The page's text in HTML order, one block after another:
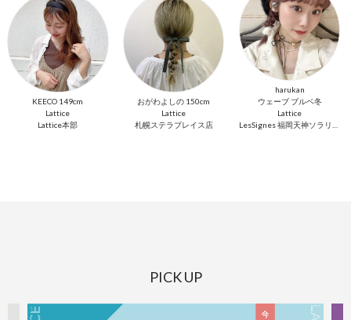
KEECO 149cm
Lattice
Lattice本部
おがわよしの 150cm
Lattice
札幌ステラプレイス店
harukan
ウェーブ ブルベ冬
Lattice
PICK UP